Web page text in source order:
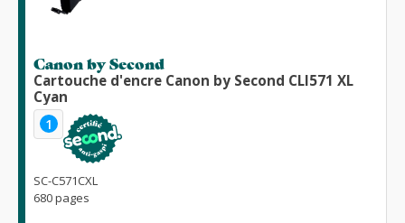
Canon by Second
Cartouche d'encre Canon by Second CLI571 XL
Cyan
1
SC-C571CXL
680 pages